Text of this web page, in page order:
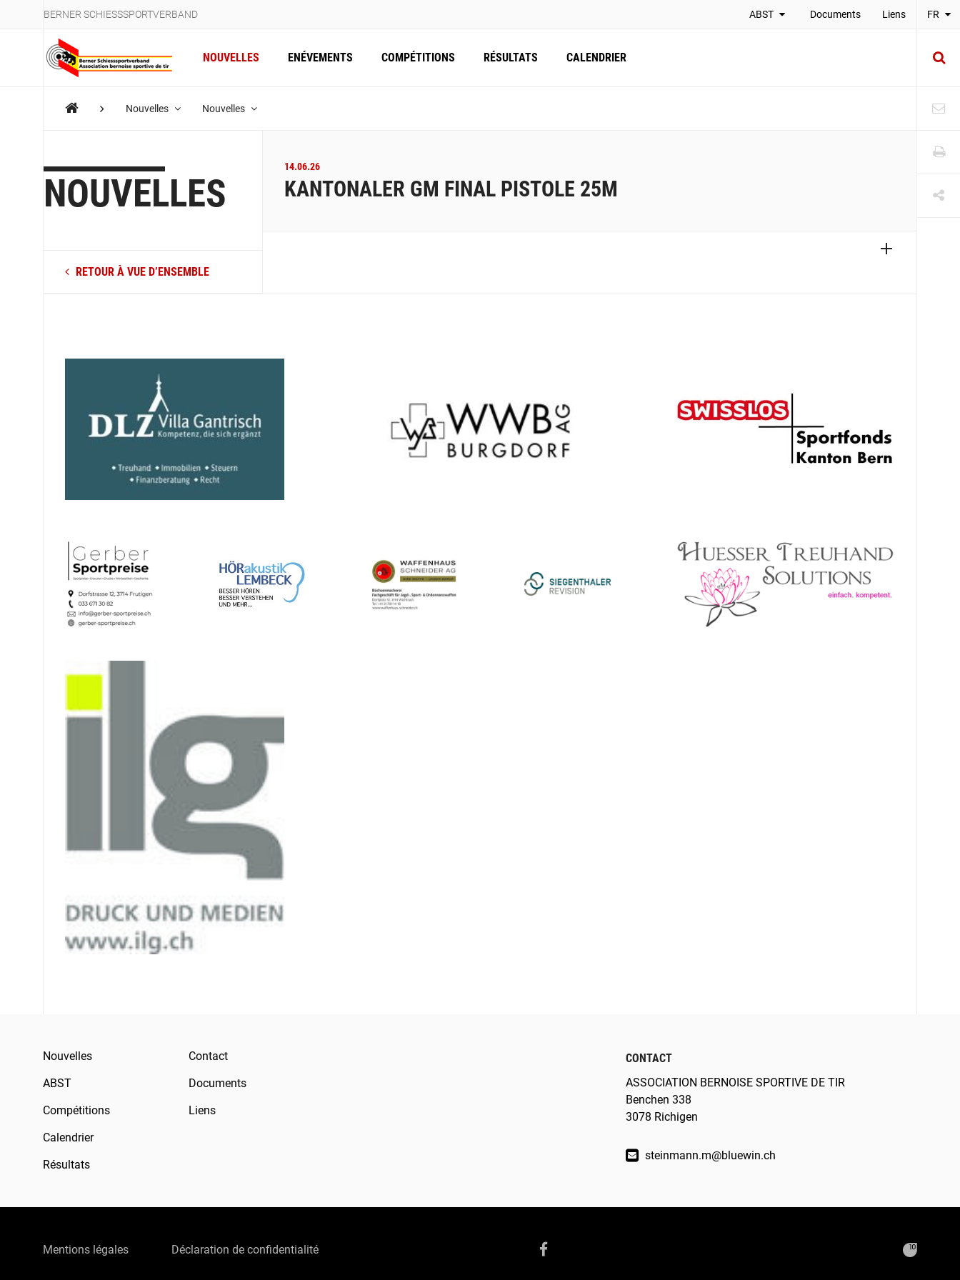
BERNER SCHIESSSPORTVERBAND ABST Documents Liens FR
NOUVELLES ENÉVEMENTS COMPÉTITIONS RÉSULTATS CALENDRIER
Nouvelles Nouvelles
NOUVELLES
RETOUR À VUE D’ENSEMBLE
14.06.26
KANTONALER GM FINAL PISTOLE 25M
Nouvelles
ABST
Compétitions
Calendrier
Résultats
Contact
Documents
Liens
CONTACT
ASSOCIATION BERNOISE SPORTIVE DE TIR
Benchen 338
3078 Richigen
steinmann.m@bluewin.ch
Mentions légales Déclaration de confidentialité